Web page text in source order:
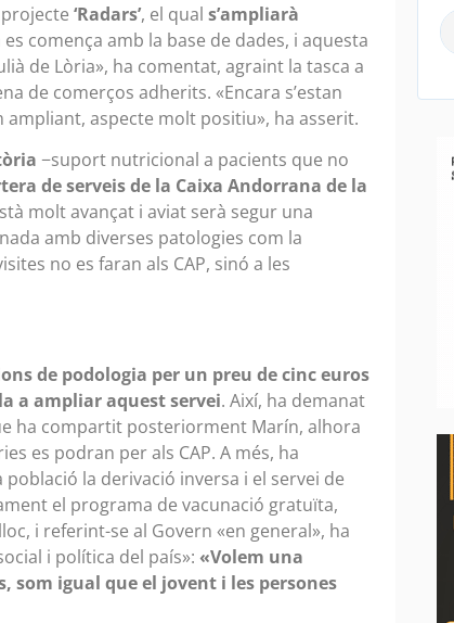
‘Radars’, el qual s’ampliarà
es comença amb la base de dades, i aquesta
de Lòria», ha comentat, agraint la tasca a
de comerços adherits. «Encara s’estan
aspecte molt positiu», ha asserit.
−suport nutricional a pacients que no
de serveis de la Caixa Andorrana de la
molt avançat i aviat serà segur una
amb diverses patologies com la
no es faran als CAP, sinó a les
de podologia per un preu de cinc euros
a ampliar aquest servei. Així, ha demanat
ha compartit posteriorment Marín, alhora
es podran per als CAP. A més, ha
la derivació inversa i el servei de
el programa de vacunació gratuïta,
i referint-se al Govern «en general», ha
i política del país»: «Volem una
som igual que el jovent i les persones